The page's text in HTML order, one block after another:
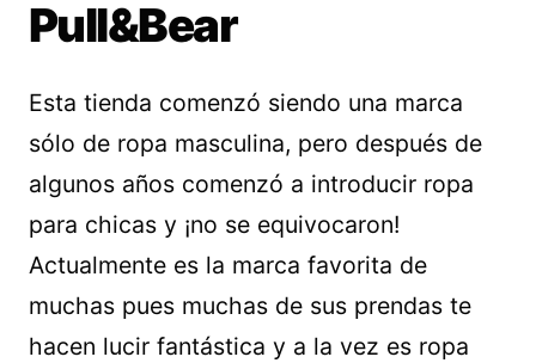
Pull&Bear
Esta tienda comenzó siendo una marca
sólo de ropa masculina, pero después de
algunos años comenzó a introducir ropa
para chicas y ¡no se equivocaron!
Actualmente es la marca favorita de
muchas pues muchas de sus prendas te
hacen lucir fantástica y a la vez es ropa